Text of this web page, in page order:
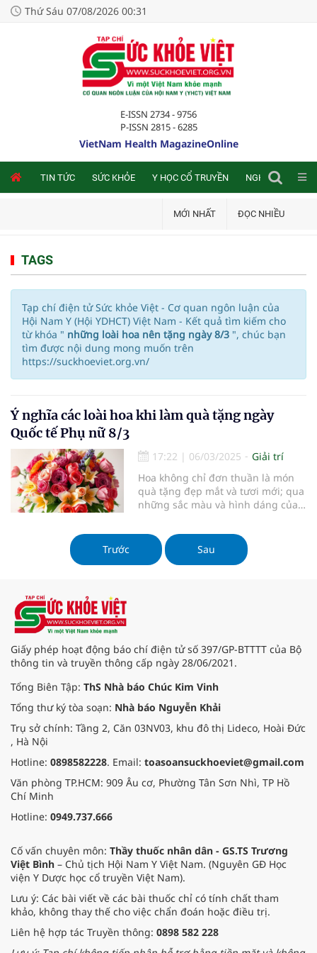
Thứ Sáu 07/08/2026 00:31
E-ISSN 2734 - 9756
P-ISSN 2815 - 6285
VietNam Health MagazineOnline
TIN TỨC SỨC KHỎE Y HỌC CỔ TRUYỀN NGHIÊN CỨU
MỚI NHẤT ĐỌC NHIỀU
TAGS
Tạp chí điện tử Sức khỏe Việt - Cơ quan ngôn luận của
Hội Nam Y (Hội YDHCT) Việt Nam - Kết quả tìm kiếm cho
từ khóa " những loài hoa nên tặng ngày 8/3 ", chúc bạn
tìm được nội dung mong muốn trên
https://suckhoeviet.org.vn/
Ý nghĩa các loài hoa khi làm quà tặng ngày
Quốc tế Phụ nữ 8/3
17:22 | 06/03/2025
Giải trí
Hoa không chỉ đơn thuần là món
quà tặng đẹp mắt và tươi mới; qua
những sắc màu và hình dáng của
gửi gắm những tâm tư sâu sắc,
tình cảm chân thành và những
thông điệp ý nghĩa đến với người
Trước Sau
Giấy phép hoạt động báo chí điện tử số 397/GP-BTTTT của Bộ
thông tin và truyền thông cấp ngày 28/06/2021.
Tổng Biên Tập: ThS Nhà báo Chúc Kim Vinh
Tổng thư ký tòa soạn: Nhà báo Nguyễn Khải
Trụ sở chính: Tầng 2, Căn 03NV03, khu đô thị Lideco, Hoài Đức
, Hà Nội
Hotline: 0898582228. Email: toasoansuckhoeviet@gmail.com
Văn phòng TP.HCM: 909 Âu cơ, Phường Tân Sơn Nhì, TP Hồ
Chí Minh
Hotline: 0949.737.666
Cố vấn chuyên môn: Thầy thuốc nhân dân - GS.TS Trương
Việt Bình – Chủ tịch Hội Nam Y Việt Nam. (Nguyên GĐ Học
viện Y Dược học cổ truyền Việt Nam).
Lưu ý: Các bài viết về các bài thuốc chỉ có tính chất tham
khảo, không thay thế cho việc chẩn đoán hoặc điều trị.
Liên hệ hợp tác Truyền thông: 0898 582 228